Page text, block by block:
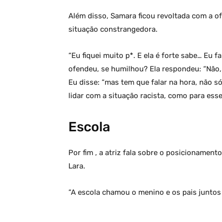
Além disso, Samara ficou revoltada com a
situação constrangedora.
“Eu fiquei muito p*. E ela é forte sabe… Eu
ofendeu, se humilhou? Ela respondeu:
Eu disse: “mas tem que falar na hora, não
lidar com a situação racista, como para
Escola
Por fim , a atriz fala sobre o
Lara.
“A escola chamou o menino e os pais